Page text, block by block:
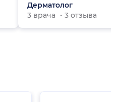
Дерматолог
3 врача
3 отзыва